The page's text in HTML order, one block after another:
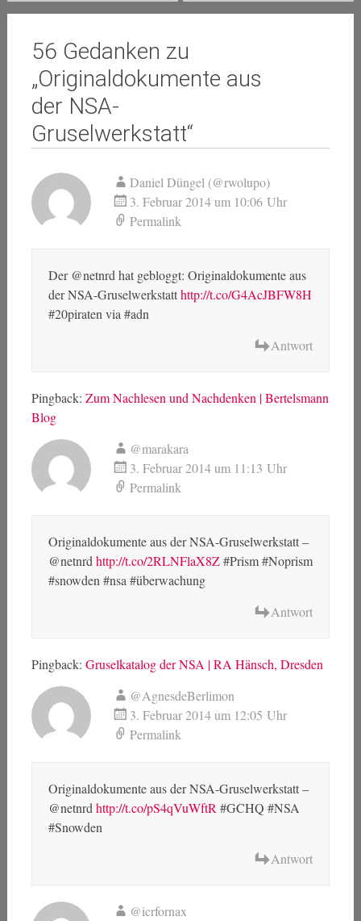
56 Gedanken zu
„Originaldokumente aus
der NSA-
Gruselwerkstatt“
Daniel Düngel (@rwolupo)
3. Februar 2014 um 10:06 Uhr
Permalink
Der @netnrd hat gebloggt: Originaldokumente aus
der NSA-Gruselwerkstatthttp://t.co/G4AcJBFW8H
#20piraten via #adn
Antwort
Pingback: Zum Nachlesen und Nachdenken | Bertelsmann
Blog
@marakara
3. Februar 2014 um 11:13 Uhr
Permalink
Originaldokumente aus der NSA-Gruselwerkstatt –
@netnrd http://t.co/2RLNFlaX8Z#Prism #Noprism
#snowden #nsa #überwachung
Antwort
Pingback: Gruselkatalog der NSA | RA Hänsch, Dresden
@AgnesdeBerlimon
3. Februar 2014 um 12:05 Uhr
Permalink
Originaldokumente aus der NSA-Gruselwerkstatt –
@netnrd http://t.co/pS4qVuWftR #GCHQ #NSA
#Snowden
Antwort
@icrfornax